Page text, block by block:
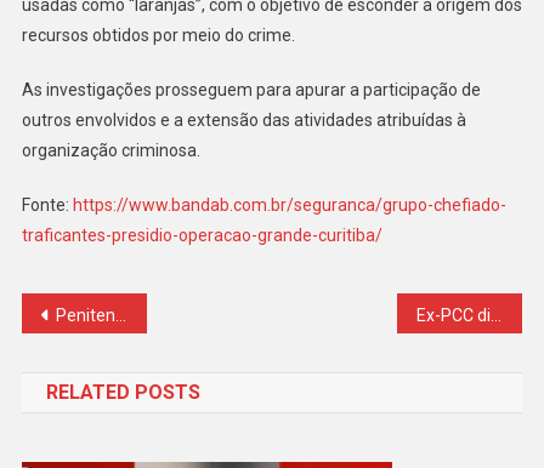
usadas como “laranjas”, com o objetivo de esconder a origem dos
recursos obtidos por meio do crime.
As investigações prosseguem para apurar a participação de
outros envolvidos e a extensão das atividades atribuídas à
organização criminosa.
Fonte: https://www.bandab.com.br/seguranca/grupo-chefiado-
traficantes-presidio-operacao-grande-curitiba/
Navegação
Post
Penitenciária Central do Estado atinge 100% de coletas de DNA dos custodiados
RELATED POSTS